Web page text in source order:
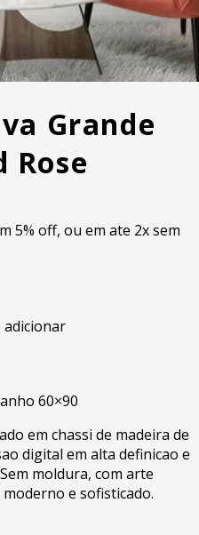
Grande
Rose
5% off, ou em ate 2x sem
adicionar
60×90
em chassi de madeira de
digital em alta definicao e
moldura, com arte
e sofisticado.